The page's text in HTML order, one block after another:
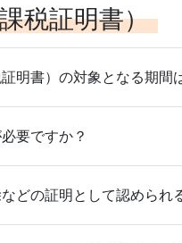
税証明書）
明書）の対象となる期間
要ですか？
どの証明として認められ